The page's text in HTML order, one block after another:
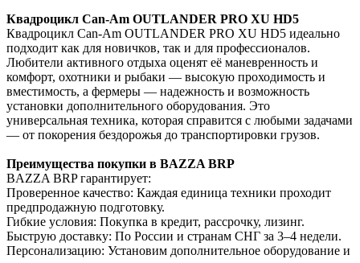
Квадроцикл Can-Am OUTLANDER PRO XU HD5
Квадроцикл Can-Am OUTLANDER PRO XU HD5 идеально
подходит как для новичков, так и для профессионалов.
Любители активного отдыха оценят её маневренность и
комфорт, охотники и рыбаки — высокую проходимость и
вместимость, а фермеры — надежность и возможность
установки дополнительного оборудования. Это
универсальная техника, которая справится с любыми задачами
— от покорения бездорожья до транспортировки грузов.
Преимущества покупки в BAZZA BRP
BAZZA BRP гарантирует:
Проверенное качество: Каждая единица техники проходит
предпродажную подготовку.
Гибкие условия: Покупка в кредит, рассрочку, лизинг.
Быструю доставку: По России и странам СНГ за 3–4 недели.
Персонализацию: Установим дополнительное оборудование и